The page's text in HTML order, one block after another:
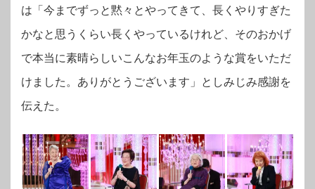
は「今までずっと黙々とやってきて、長くやりすぎた
かなと思うくらい長くやっているけれど、そのおかげ
で本当に素晴らしいこんなお年玉のような賞をいただ
けました。ありがとうございます」としみじみ感謝を
伝えた。